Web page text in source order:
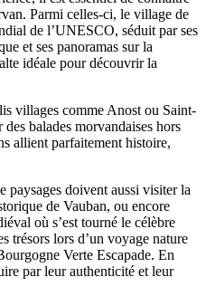
Parmi celles-ci, le village de
de l’UNESCO, séduit par ses
et ses panoramas sur la
idéale pour découvrir la
villages comme Anost ou Saint-
balades morvandaises hors
allient parfaitement histoire,
paysages doivent aussi visiter la
de Vauban, ou encore
où s’est tourné le célèbre
trésors lors d’un voyage nature
Verte Escapade. En
par leur authenticité et leur